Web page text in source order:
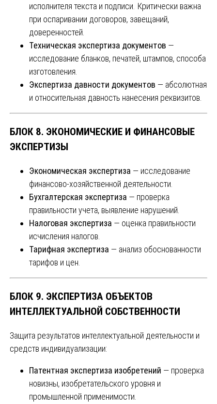
исполнителя текста и подписи. Критически важна
при оспаривании договоров, завещаний,
доверенностей.
Техническая экспертиза документов —
исследование бланков, печатей, штампов, способа
изготовления.
Экспертиза давности документов — абсолютная
и относительная давность нанесения реквизитов.
БЛОК 8. ЭКОНОМИЧЕСКИЕ И ФИНАНСОВЫЕ
ЭКСПЕРТИЗЫ
Экономическая экспертиза — исследование
финансово-хозяйственной деятельности.
Бухгалтерская экспертиза — проверка
правильности учета, выявление нарушений.
Налоговая экспертиза — оценка правильности
исчисления налогов.
Тарифная экспертиза — анализ обоснованности
тарифов и цен.
БЛОК 9. ЭКСПЕРТИЗА ОБЪЕКТОВ
ИНТЕЛЛЕКТУАЛЬНОЙ СОБСТВЕННОСТИ
Защита результатов интеллектуальной деятельности и
средств индивидуализации:
Патентная экспертиза изобретений — проверка
новизны, изобретательского уровня и
промышленной применимости.